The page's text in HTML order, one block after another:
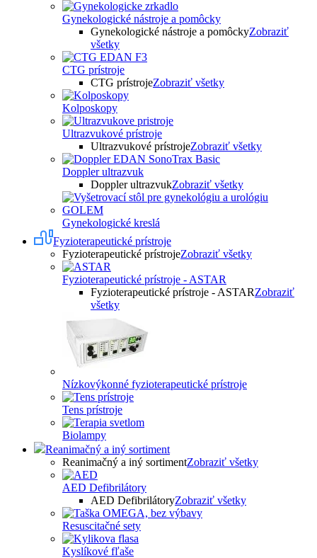
Gynekologické nástroje a pomôcky
Gynekologické nástroje a pomôckyZobraziť
všetky
CTG prístroje
CTG prístrojeZobraziť všetky
Kolposkopy
Ultrazvukové prístroje
Ultrazvukové prístrojeZobraziť všetky
Doppler ultrazvuk
Doppler ultrazvukZobraziť všetky
Gynekologické kreslá
Fyzioterapeutické prístroje
Fyzioterapeutické prístrojeZobraziť všetky
Fyzioterapeutické prístroje - ASTAR
Fyzioterapeutické prístroje - ASTARZobraziť
všetky
Nízkovýkonné fyzioterapeutické prístroje
Tens prístroje
Biolampy
Reanimačný a iný sortiment
Reanimačný a iný sortimentZobraziť všetky
AED Defibrilátory
AED DefibrilátoryZobraziť všetky
Resuscitačné sety
Kyslíkové fľaše